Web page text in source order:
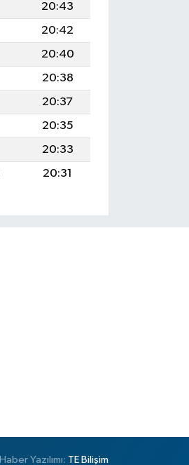
20:43
20:42
20:40
20:38
20:37
20:35
20:33
20:31
Haber Yazılımı: TE Bilişim